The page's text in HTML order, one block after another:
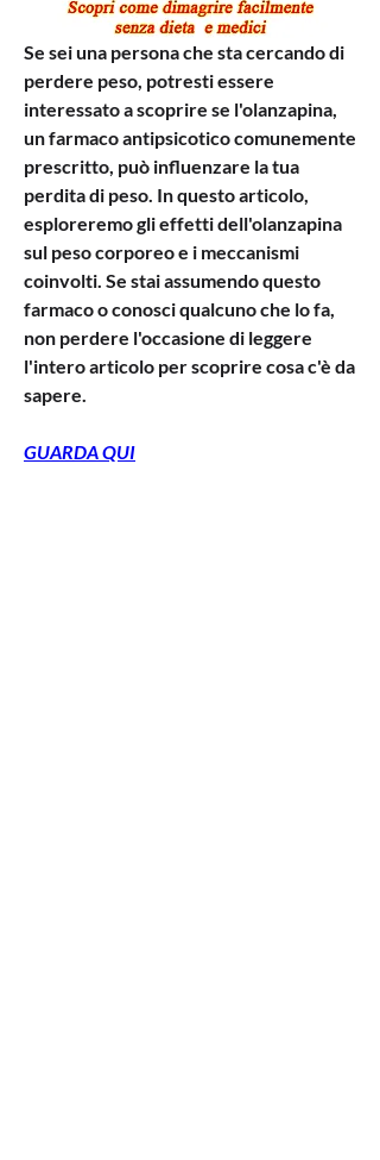
Se sei una persona che sta cercando di
perdere peso, potresti essere
interessato a scoprire se l'olanzapina,
un farmaco antipsicotico comunemente
prescritto, può influenzare la tua
perdita di peso. In questo articolo,
esploreremo gli effetti dell'olanzapina
sul peso corporeo e i meccanismi
coinvolti. Se stai assumendo questo
farmaco o conosci qualcuno che lo fa,
non perdere l'occasione di leggere
l'intero articolo per scoprire cosa c'è da
sapere.
GUARDA QUI